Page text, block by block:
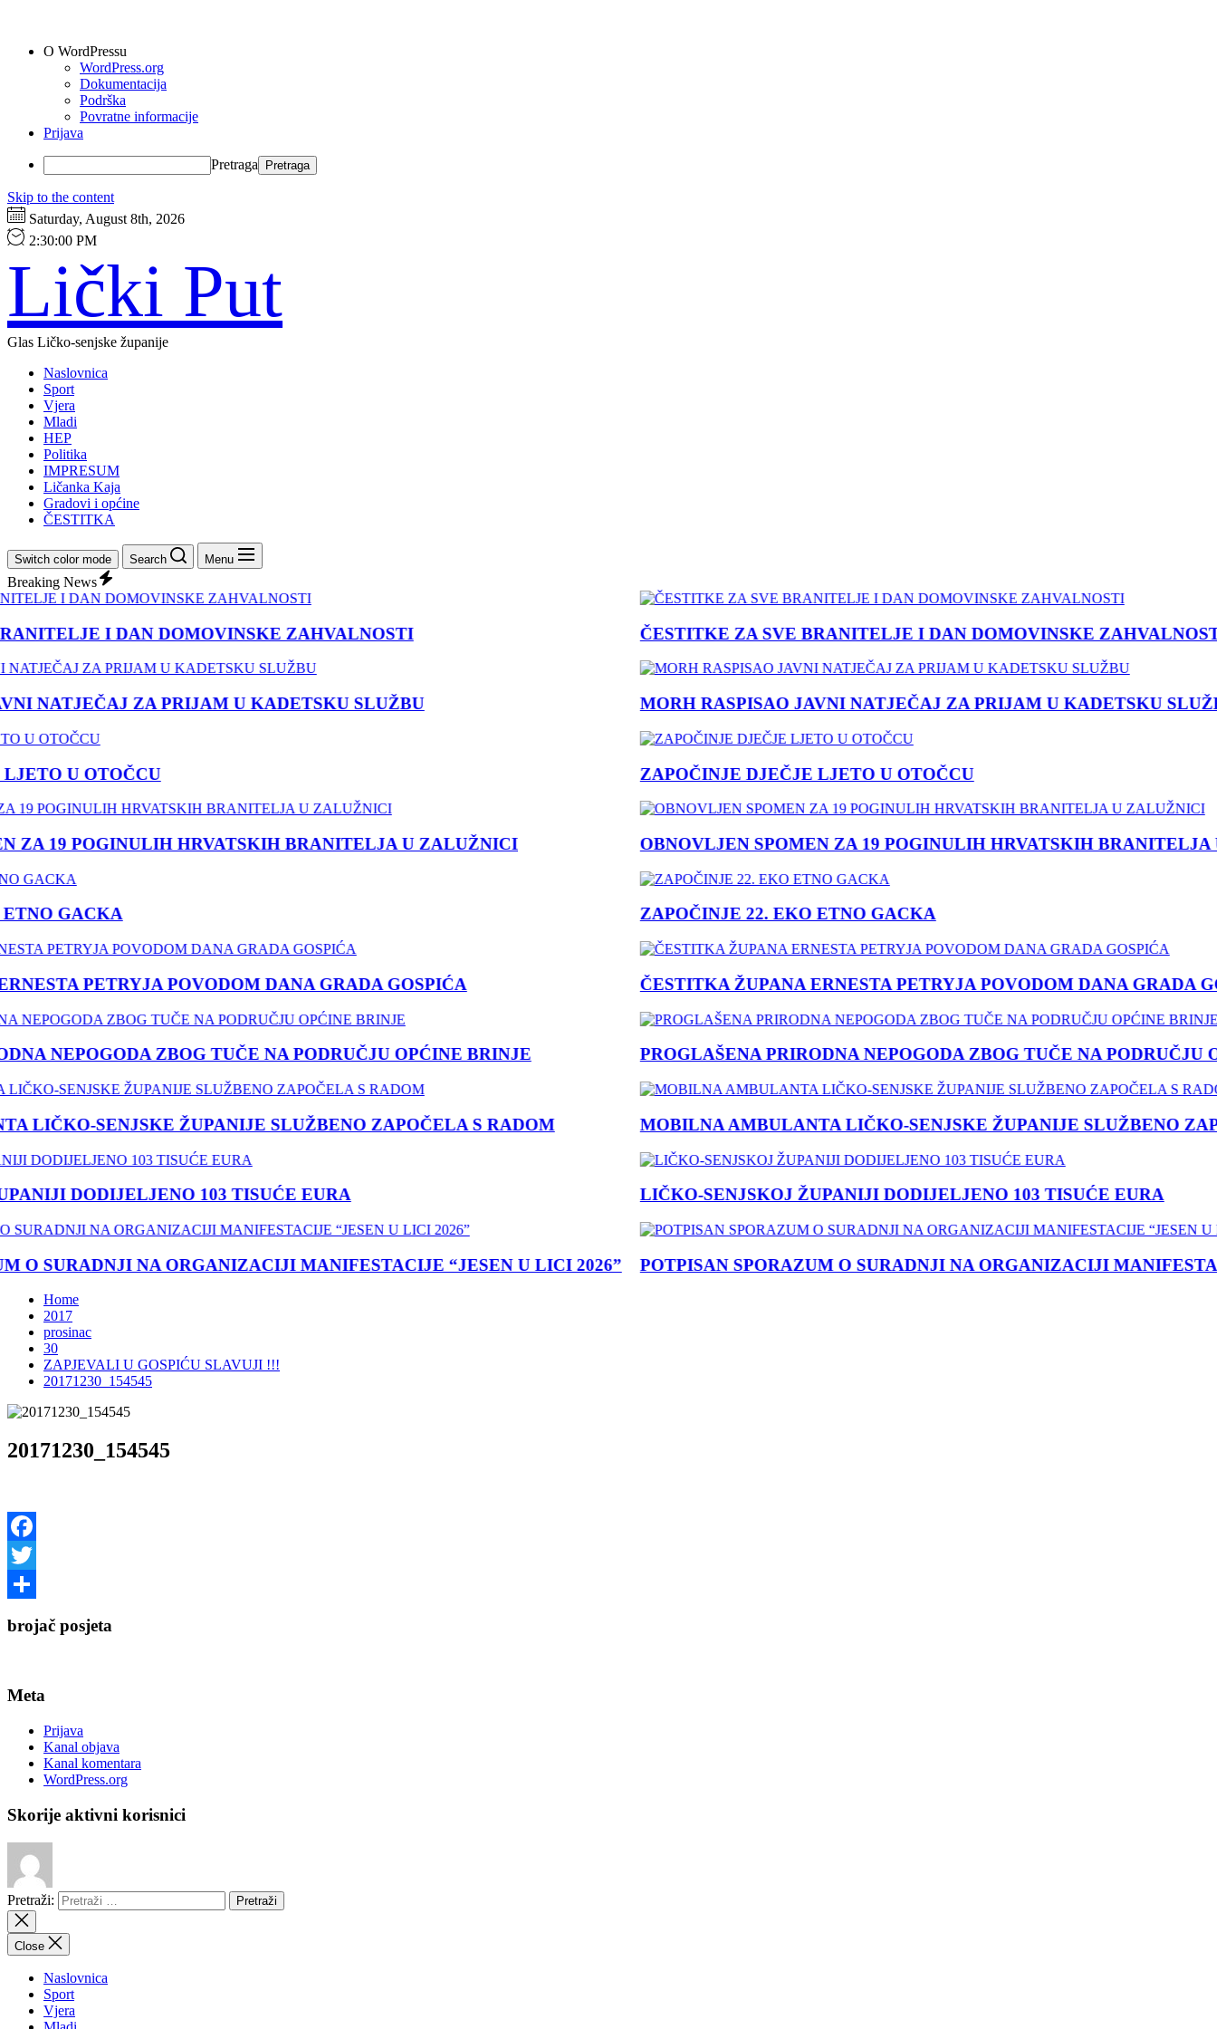
O WordPressu
WordPress.org
Dokumentacija
Podrška
Povratne informacije
Prijava
Pretraga
Skip to the content
Saturday, August 8th, 2026
2:30:01 PM
Lički Put
Glas Ličko-senjske županije
Naslovnica
Sport
Vjera
Mladi
HEP
Politika
IMPRESUM
Ličanka Kaja
Gradovi i općine
ČESTITKA
Switch color mode Search Menu
Breaking News
I DAN DOMOVINSKE ZAHVALNOSTI
NATJEČAJ ZA PRIJAM U KADETSKU SLUŽBU
U OTOČCU
19 POGINULIH HRVATSKIH BRANITELJA U ZALUŽNICI
GACKA
PETRYJA POVODOM DANA GRADA GOSPIĆA
NEPOGODA ZBOG TUČE NA PODRUČJU OPĆINE BRINJE
LIČKO-SENJSKE ŽUPANIJE SLUŽBENO ZAPOČELA S RADOM
DODIJELJENO 103 TISUĆE EURA
O SURADNJI NA ORGANIZACIJI MANIFESTACIJE “JESEN U LICI 2026”
ČESTITKE ZA SVE BRANITELJE I DAN DOMOVINSKE ZAHVALNOSTI
MORH RASPISAO JAVNI NATJEČAJ ZA PRIJAM U KADETSKU
ZAPOČINJE DJEČJE LJETO U OTOČCU
OBNOVLJEN SPOMEN ZA 19 POGINULIH HRVATSKIH BRANITELJA
ZAPOČINJE 22. EKO ETNO GACKA
ČESTITKA ŽUPANA ERNESTA PETRYJA POVODOM DANA GRADA
PROGLAŠENA PRIRODNA NEPOGODA ZBOG TUČE NA PODRUČJU
MOBILNA AMBULANTA LIČKO-SENJSKE ŽUPANIJE SLUŽBENO
LIČKO-SENJSKOJ ŽUPANIJI DODIJELJENO 103 TISUĆE EURA
POTPISAN SPORAZUM O SURADNJI NA ORGANIZACIJI
Home
2017
prosinac
30
ZAPJEVALI U GOSPIĆU SLAVUJI !!!
20171230_154545
20171230_154545
Facebook
Twitter
brojač posjeta
Meta
Prijava
Kanal objava
Kanal komentara
WordPress.org
Skorije aktivni korisnici
Pretraži:
Close
Naslovnica
Sport
Vjera